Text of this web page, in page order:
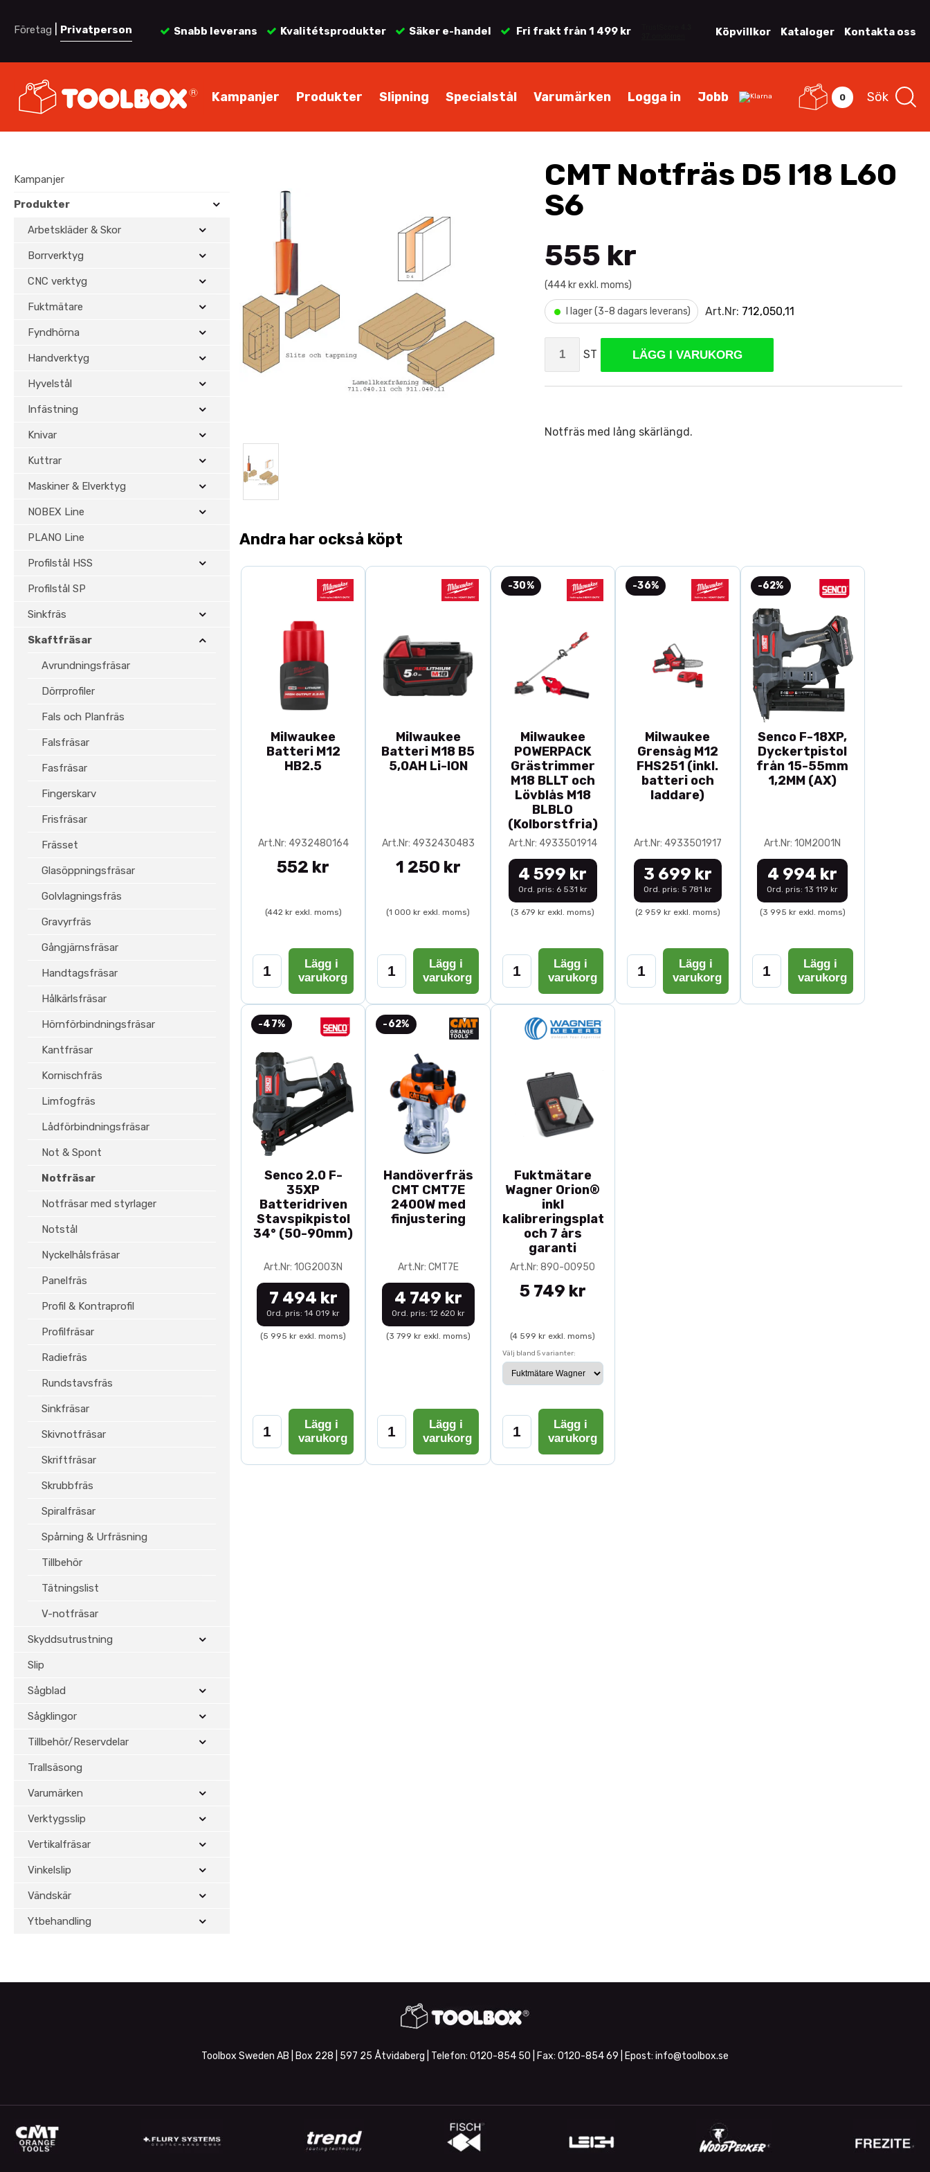
Företag Privatperson Snabb leverans Kvalitétsprodukter Säker e-handel Fri frakt från 1 499 kr Köpvillkor Kataloger Kontakta oss
Kampanjer Produkter Slipning Specialstål Varumärken Logga in Jobb 0 Sök
Kampanjer
Produkter
Arbetskläder & Skor
Borrverktyg
CNC verktyg
Fuktmätare
Fyndhörna
Handverktyg
Hyvelstål
Infästning
Knivar
Kuttrar
Maskiner & Elverktyg
NOBEX Line
PLANO Line
Profilstål HSS
Profilstål SP
Sinkfräs
Skaftfräsar
Avrundningsfräsar
Dörrprofiler
Fals och Planfräs
Falsfräsar
Fasfräsar
Fingerskarv
Frisfräsar
Frässet
Glasöppningsfräsar
Golvlagningsfräs
Gravyrfräs
Gångjärnsfräsar
Handtagsfräsar
Hålkärlsfräsar
Hörnförbindningsfräsar
Kantfräsar
Kornischfräs
Limfogfräs
Lådförbindningsfräsar
Not & Spont
Notfräsar
Notfräsar med styrlager
Notstål
Nyckelhålsfräsar
Panelfräs
Profil & Kontraprofil
Profilfräsar
Radiefräs
Rundstavsfräs
Sinkfräsar
Skivnotfräsar
Skriftfräsar
Skrubbfräs
Spiralfräsar
Spårning & Urfräsning
Tillbehör
Tätningslist
V-notfräsar
Skyddsutrustning
Slip
Sågblad
Sågklingor
Tillbehör/Reservdelar
Trallsäsong
Varumärken
Verktygsslip
Vertikalfräsar
Vinkelslip
Vändskär
Ytbehandling
CMT Notfräs D5 I18 L60
S6
555 kr
(444 kr exkl. moms)
• I lager (3-8 dagars leverans) Art.Nr: 712,050,11
ST LÄGG I VARUKORG
Notfräs med lång skärlängd.
Andra har också köpt
Milwaukee
Batteri M12
HB2.5
Art.Nr: 4932480164
552 kr
(442 kr exkl. moms)
Lägg i
varukorg
Milwaukee
Batteri M18 B5
5,0AH Li-ION
Art.Nr: 4932430483
1 250 kr
(1 000 kr exkl. moms)
Lägg i
varukorg
-30%
Milwaukee
POWERPACK
Grästrimmer
M18 BLLT och
Lövblås M18
BLBLO
(Kolborstfria)
Art.Nr: 4933501914
4 599 kr
Ord. pris: 6 531 kr
(3 679 kr exkl. moms)
Lägg i
varukorg
-36%
Milwaukee
Grensåg M12
FHS251 (inkl.
batteri och
laddare)
Art.Nr: 4933501917
3 699 kr
Ord. pris: 5 781 kr
(2 959 kr exkl. moms)
Lägg i
varukorg
-62%
Senco F-18XP,
Dyckertpistol
från 15-55mm
1,2MM (AX)
Art.Nr: 10M2001N
4 994 kr
Ord. pris: 13 119 kr
(3 995 kr exkl. moms)
Lägg i
varukorg
-47%
Senco 2.0 F-
35XP
Batteridriven
Stavspikpistol
34° (50-90mm)
Art.Nr: 10G2003N
7 494 kr
Ord. pris: 14 019 kr
(5 995 kr exkl. moms)
Lägg i
varukorg
-62%
Handöverfräs
CMT CMT7E
2400W med
finjustering
Art.Nr: CMT7E
4 749 kr
Ord. pris: 12 620 kr
(3 799 kr exkl. moms)
Lägg i
varukorg
Fuktmätare
Wagner Orion®
inkl
kalibreringsplatta
och 7 års
garanti
Art.Nr: 890-00950
5 749 kr
(4 599 kr exkl. moms)
Välj bland 5 varianter:
Lägg i
varukorg
Toolbox Sweden AB | Box 228 | 597 25 Åtvidaberg | Telefon: 0120-854 50 | Fax: 0120-854 69 | Epost: info@toolbox.se